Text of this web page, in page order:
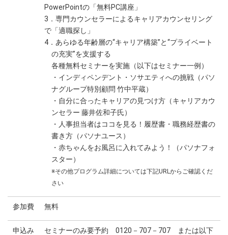
PowerPointの「無料PC講座」
3．専門カウンセラーによるキャリアカウンセリング
で「適職探し」
4．あらゆる年齢層の“キャリア構築”と“プライベート
の充実”を支援する
各種無料セミナーを実施（以下はセミナー一例）
・インディペンデント・ソサエティへの挑戦（パソ
ナグループ特別顧問 竹中平蔵）
・自分に合ったキャリアの見つけ方（キャリアカウ
ンセラー 藤井佐和子氏）
・人事担当者はココを見る！履歴書・職務経歴書の
書き方（パソナユース）
・赤ちゃんをお風呂に入れてみよう！（パソナフォ
スター）
※その他プログラム詳細については下記URLからご確認くだ
さい
参加費 無料
申込み
セミナーのみ要予約 0120－707－707 または以下